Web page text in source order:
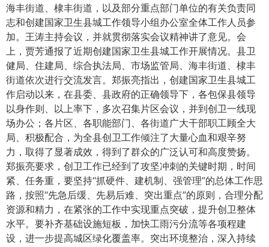
海丰街道、棣丰街道，以及部分重点部门单位的有关负责同
志和创建国家卫生县城工作领导小组办公室全体工作人员参
加。王涛主持会议，并就贯彻落实会议精神讲了意见。会
上，贾芳通报了近期创建国家卫生县城工作开展情况。县卫
健局、住建局、综合执法局、市场监管局、海丰街道、棣丰
街道依次进行交流发言。郑振亮指出，创建国家卫生县城工
作启动以来，在县委、县政府的正确领导下，各包保县领导
以身作则、以上率下，多次召集片区会议，并到创卫一线现
场办公；各片区、各职能部门、各街道广大干部职工顾全大
局、积极配合，为全县创卫工作倾注了大量心血和艰辛努
力，取得了显著成效，得到了群众的广泛认可和高度赞扬。
郑振亮要求，创卫工作已经到了攻坚冲刺的关键时期，时间
紧、任务重，要坚持“抓硬件、建机制、强管理”的总体工作思
路，按照“先急后缓、先易后难、突出重点”的原则，合理分配
资源和精力，在紧张的工作中实现重点突破，提升创卫整体
水平。要补齐基础设施短板，加快工雨污分流等各项程建
设，进一步提高城区绿化覆盖率。突出环境整治，深入持续